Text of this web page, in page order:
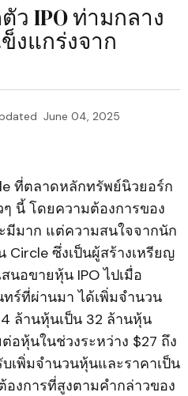
ว IPO ท่ามกลาง
งแกร่งจาก
June 04, 2025
ที่ตลาดหลักทรัพย์นิวยอร์ก
ๆ นี้ โดยความต้องการของ
มีมาก แต่ความสนใจจากนัก
ซึ่งเป็นผู้สร้างเหรียญ
นอขายหุ้น IPO ไปเมื่อ
ร์ที่ผ่านมา ได้เพิ่มจำนวน
ล้านหุ้นเป็น 32 ล้านหุ้น
อหุ้นในช่วงระหว่าง $27 ถึง
เพิ่มจำนวนหุ้นและราคาเป็น
งการที่สูงตามคำกล่าวของ